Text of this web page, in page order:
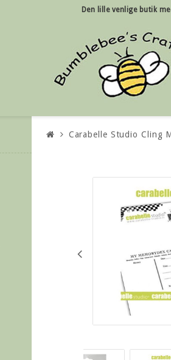
Den lille venlige butik
Carabelle Studio Cling